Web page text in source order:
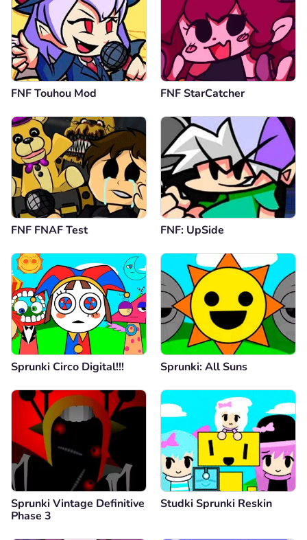
FNF Touhou Mod FNF StarCatcher
FNF FNAF Test FNF: UpSide
Sprunki Circo Digital!!! Sprunki: All Suns
Sprunki Vintage Definitive
Phase 3
Studki Sprunki Reskin